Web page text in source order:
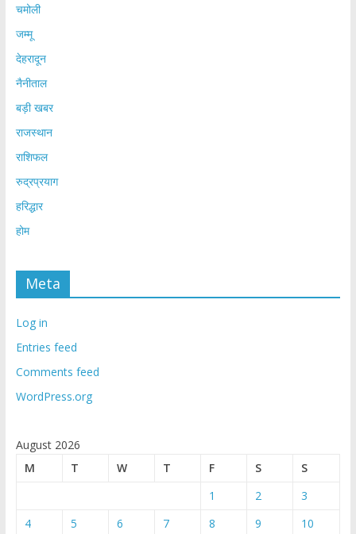
चमोली
जम्मू
देहरादून
नैनीताल
बड़ी खबर
राजस्थान
राशिफल
रुद्रप्रयाग
हरिद्धार
होम
Meta
Log in
Entries feed
Comments feed
WordPress.org
August 2026
M
T W T F S
S
1
2
3
4
5 6 7 8 9 10